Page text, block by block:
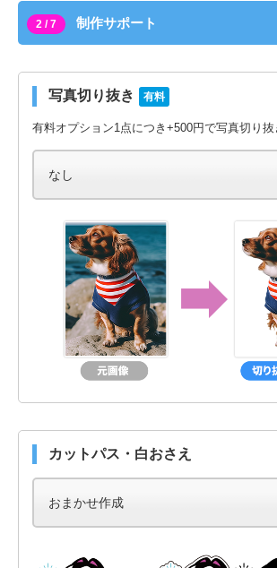
2 / 7 制作サポート
写真切り抜き 有料
有料オプション1点につき+500円で写真切り抜
カットパス・白おさえ